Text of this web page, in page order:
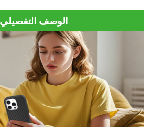
الوصف التفصيلي